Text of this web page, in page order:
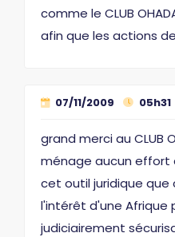
comme le CLUB
afin que les actions
07/11/2009 05h31
grand merci au CLUB
ménage aucun effort
cet outil juridique que
l'intérêt d'une Afrique
judiciairement